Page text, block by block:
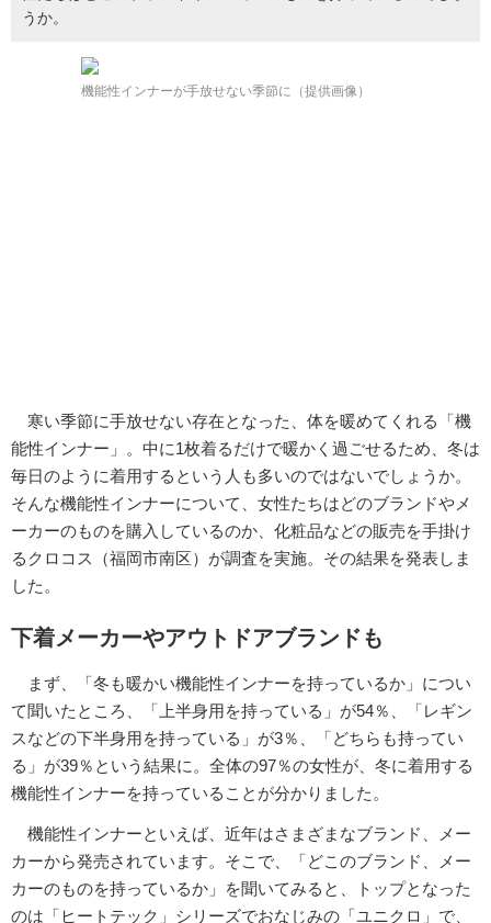
うか。
機能性インナーが手放せない季節に（提供画像）
寒い季節に手放せない存在となった、体を暖めてくれる「機
能性インナー」。中に1枚着るだけで暖かく過ごせるため、冬は
毎日のように着用するという人も多いのではないでしょうか。
そんな機能性インナーについて、女性たちはどのブランドやメ
ーカーのものを購入しているのか、化粧品などの販売を手掛け
るクロコス（福岡市南区）が調査を実施。その結果を発表しま
した。
下着メーカーやアウトドアブランドも
まず、「冬も暖かい機能性インナーを持っているか」につい
て聞いたところ、「上半身用を持っている」が54％、「レギン
スなどの下半身用を持っている」が3％、「どちらも持ってい
る」が39％という結果に。全体の97％の女性が、冬に着用する
機能性インナーを持っていることが分かりました。
機能性インナーといえば、近年はさまざまなブランド、メー
カーから発売されています。そこで、「どこのブランド、メー
カーのものを持っているか」を聞いてみると、トップとなった
のは「ヒートテック」シリーズでおなじみの「ユニクロ」で、